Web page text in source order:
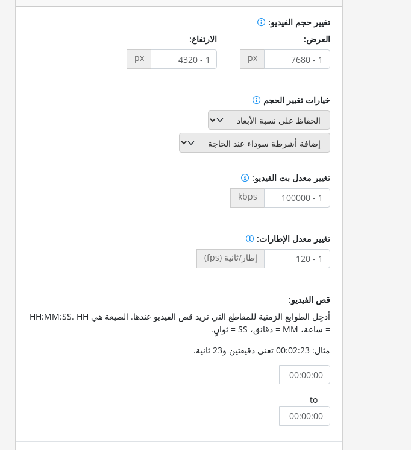
تغيير حجم الفيديو:
العرض:
px
الارتفاع:
px
خيارات تغيير الحجم
تغيير معدل بت الفيديو:
kbps
تغيير معدل الإطارات:
إطار/ثانية (fps)
قص الفيديو:
أدخِل الطوابع الزمنية للمقاطع التي تريد قص الفيديو عندها. الصيغة هي HH:MM:SS. HH
= ساعة، MM = دقائق، SS = ثوانٍ.
مثال: 00:02:23 تعني دقيقتين و23 ثانية.
to